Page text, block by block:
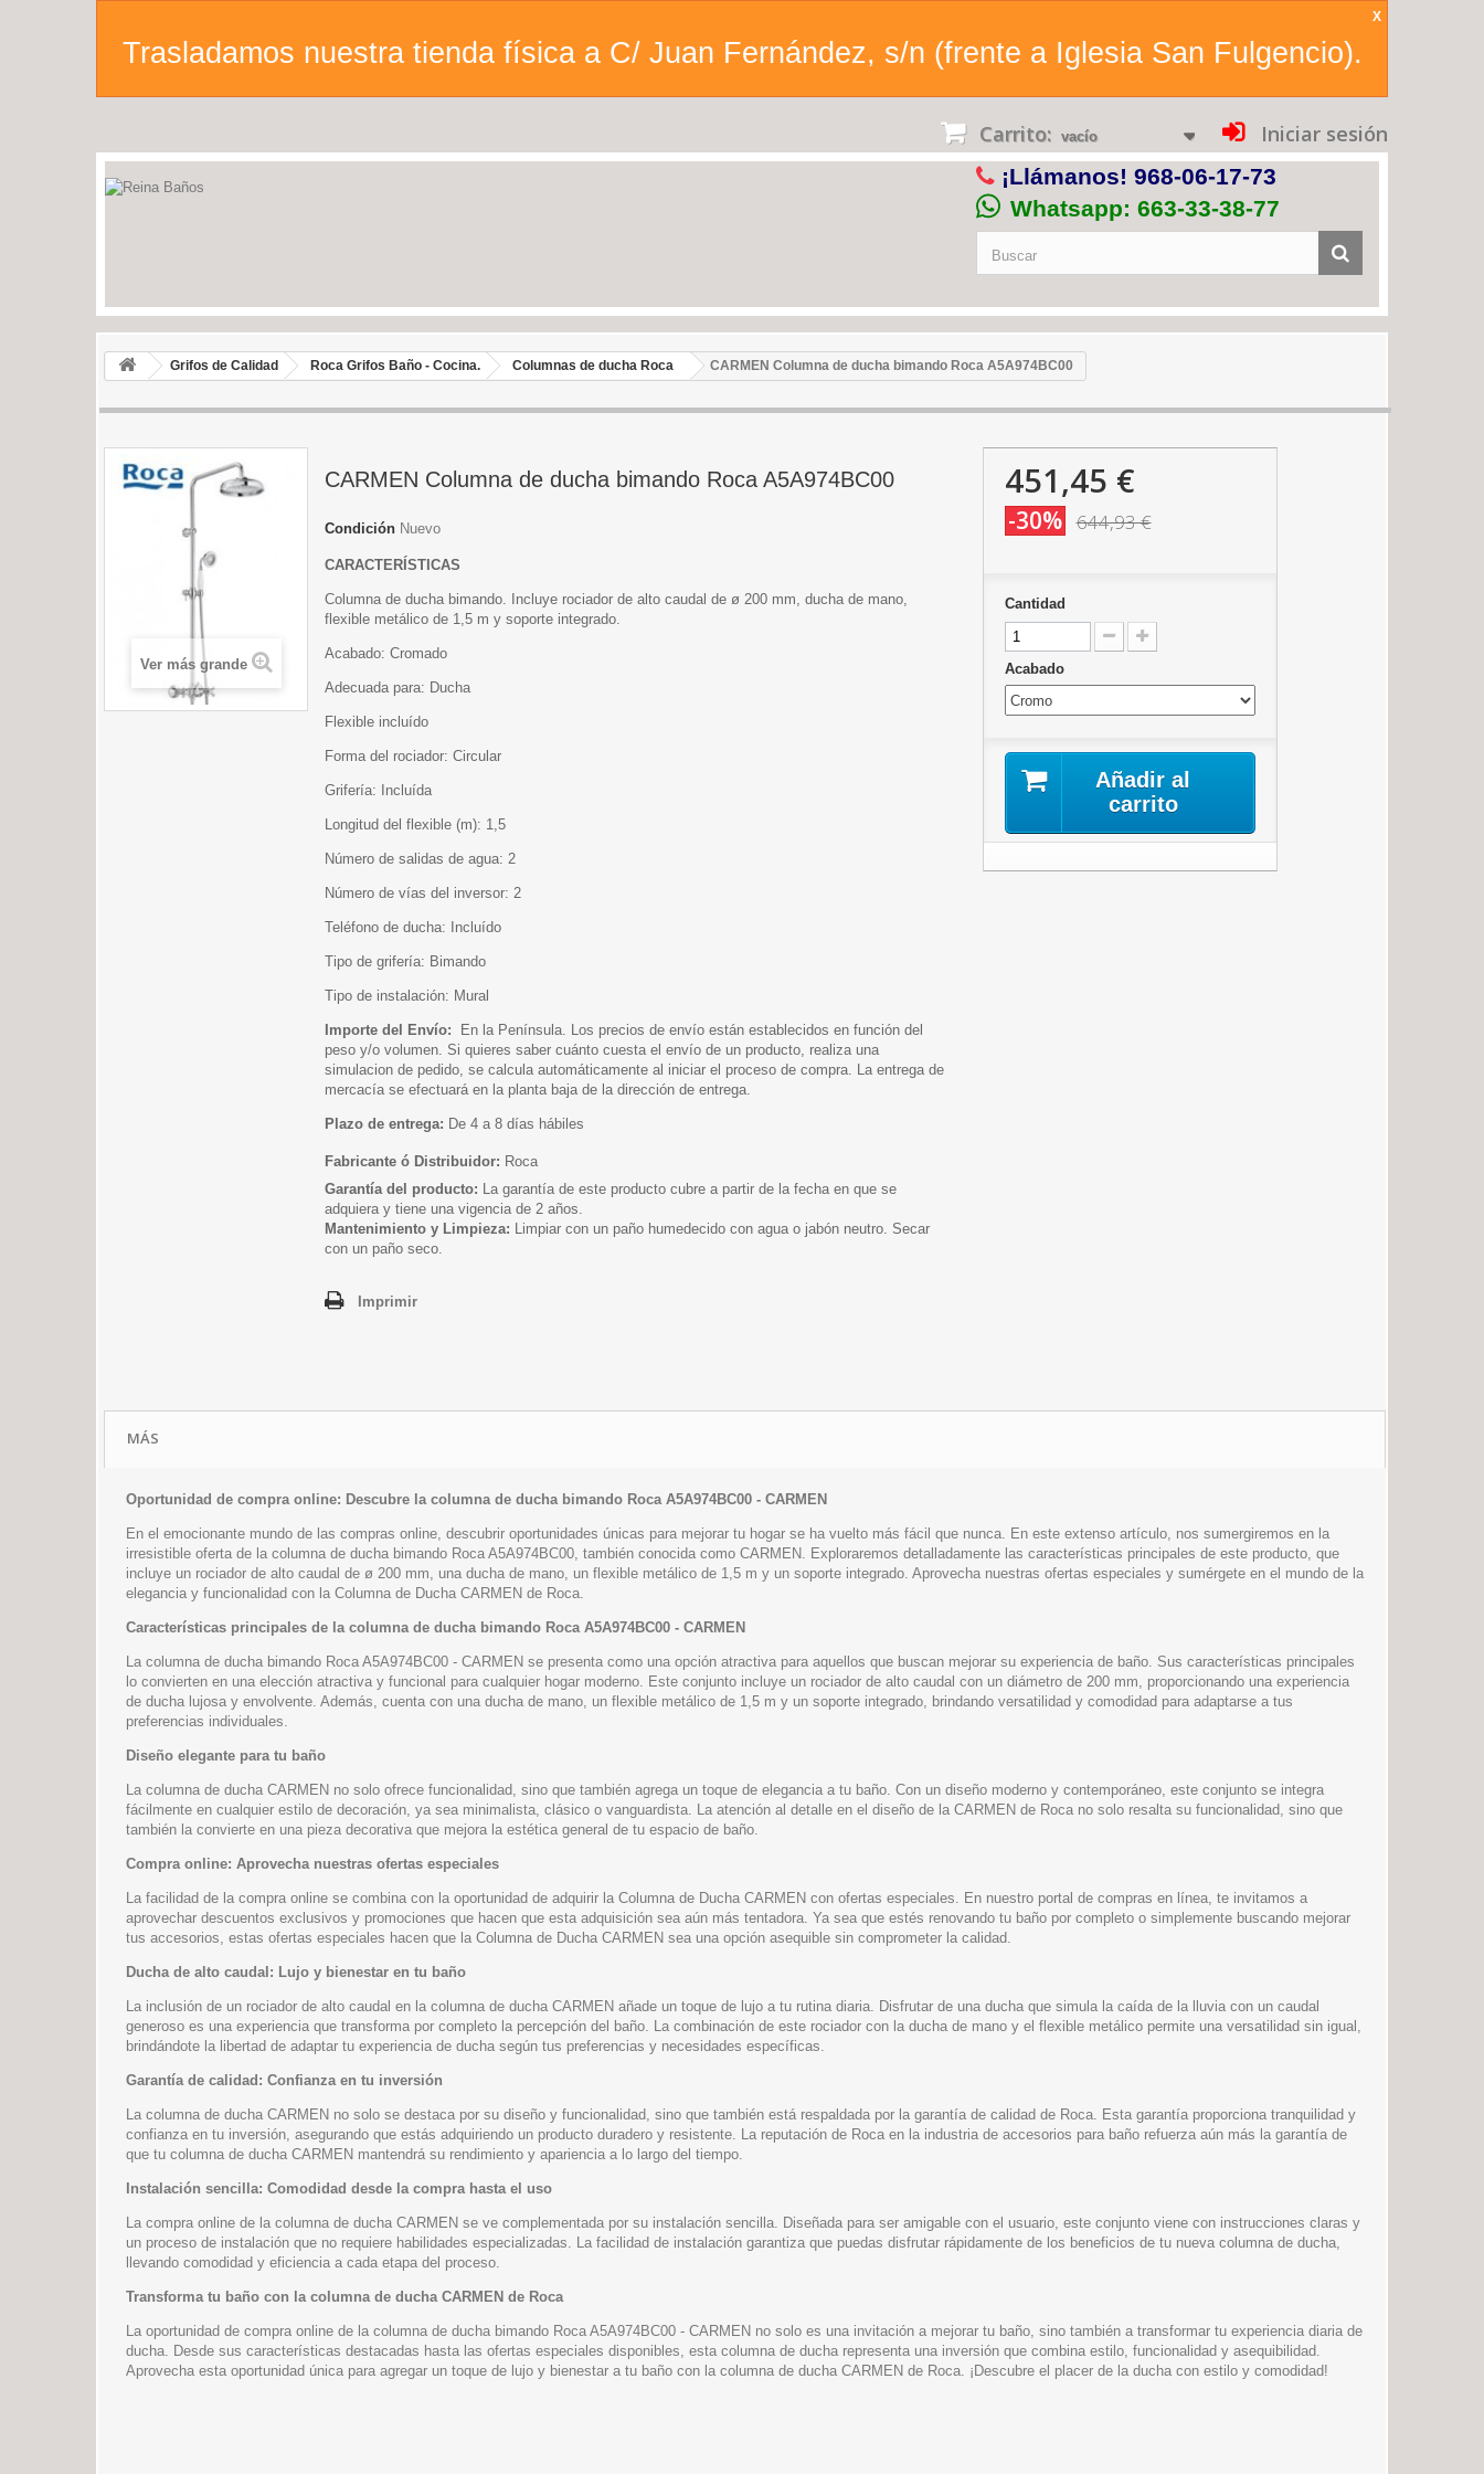
Trasladamos nuestra tienda física a C/ Juan Fernández, s/n (frente a Iglesia San Fulgencio).
X
Iniciar sesión
Carrito: vacío
¡Llámanos! 968-06-17-73
Whatsapp: 663-33-38-77
Grifos de Calidad Roca Grifos Baño - Cocina. Columnas de ducha Roca CARMEN Columna de ducha bimando Roca A5A974BC00
Ver más grande
CARMEN Columna de ducha bimando Roca A5A974BC00
Condición Nuevo
CARACTERÍSTICAS
Columna de ducha bimando. Incluye rociador de alto caudal de ø 200 mm, ducha de mano,
flexible metálico de 1,5 m y soporte integrado.
Acabado: Cromado
Adecuada para: Ducha
Flexible incluído
Forma del rociador: Circular
Grifería: Incluída
Longitud del flexible (m): 1,5
Número de salidas de agua: 2
Número de vías del inversor: 2
Teléfono de ducha: Incluído
Tipo de grifería: Bimando
Tipo de instalación: Mural
Importe del Envío:
En la Península. Los precios de envío están establecidos en función del
peso y/o volumen. Si quieres saber cuánto cuesta el envío de un producto, realiza una
simulacion de pedido, se calcula automáticamente al iniciar el proceso de compra. La entrega de
mercacía se efectuará en la planta baja de la dirección de entrega.
Plazo de entrega: De 4 a 8 días hábiles
Fabricante ó Distribuidor: Roca
Garantía del producto: La garantía de este producto cubre a partir de la fecha en que se
adquiera y tiene una vigencia de 2 años.
Mantenimiento y Limpieza: Limpiar con un paño humedecido con agua o jabón neutro. Secar
con un paño seco.
Imprimir
451,45 €
-30% 644,93 €
Cantidad
Acabado
Añadir al
carrito
MÁS
Oportunidad de compra online: Descubre la columna de ducha bimando Roca A5A974BC00 - CARMEN
En el emocionante mundo de las compras online, descubrir oportunidades únicas para mejorar tu hogar se ha vuelto más fácil que nunca. En este extenso artículo, nos sumergiremos en la
irresistible oferta de la columna de ducha bimando Roca A5A974BC00, también conocida como CARMEN. Exploraremos detalladamente las características principales de este producto, que
incluye un rociador de alto caudal de ø 200 mm, una ducha de mano, un flexible metálico de 1,5 m y un soporte integrado. Aprovecha nuestras ofertas especiales y sumérgete en el mundo de la
elegancia y funcionalidad con la Columna de Ducha CARMEN de Roca.
Características principales de la columna de ducha bimando Roca A5A974BC00 - CARMEN
La columna de ducha bimando Roca A5A974BC00 - CARMEN se presenta como una opción atractiva para aquellos que buscan mejorar su experiencia de baño. Sus características principales
lo convierten en una elección atractiva y funcional para cualquier hogar moderno. Este conjunto incluye un rociador de alto caudal con un diámetro de 200 mm, proporcionando una experiencia
de ducha lujosa y envolvente. Además, cuenta con una ducha de mano, un flexible metálico de 1,5 m y un soporte integrado, brindando versatilidad y comodidad para adaptarse a tus
preferencias individuales.
Diseño elegante para tu baño
La columna de ducha CARMEN no solo ofrece funcionalidad, sino que también agrega un toque de elegancia a tu baño. Con un diseño moderno y contemporáneo, este conjunto se integra
fácilmente en cualquier estilo de decoración, ya sea minimalista, clásico o vanguardista. La atención al detalle en el diseño de la CARMEN de Roca no solo resalta su funcionalidad, sino que
también la convierte en una pieza decorativa que mejora la estética general de tu espacio de baño.
Compra online: Aprovecha nuestras ofertas especiales
La facilidad de la compra online se combina con la oportunidad de adquirir la Columna de Ducha CARMEN con ofertas especiales. En nuestro portal de compras en línea, te invitamos a
aprovechar descuentos exclusivos y promociones que hacen que esta adquisición sea aún más tentadora. Ya sea que estés renovando tu baño por completo o simplemente buscando mejorar
tus accesorios, estas ofertas especiales hacen que la Columna de Ducha CARMEN sea una opción asequible sin comprometer la calidad.
Ducha de alto caudal: Lujo y bienestar en tu baño
La inclusión de un rociador de alto caudal en la columna de ducha CARMEN añade un toque de lujo a tu rutina diaria. Disfrutar de una ducha que simula la caída de la lluvia con un caudal
generoso es una experiencia que transforma por completo la percepción del baño. La combinación de este rociador con la ducha de mano y el flexible metálico permite una versatilidad sin igual,
brindándote la libertad de adaptar tu experiencia de ducha según tus preferencias y necesidades específicas.
Garantía de calidad: Confianza en tu inversión
La columna de ducha CARMEN no solo se destaca por su diseño y funcionalidad, sino que también está respaldada por la garantía de calidad de Roca. Esta garantía proporciona tranquilidad y
confianza en tu inversión, asegurando que estás adquiriendo un producto duradero y resistente. La reputación de Roca en la industria de accesorios para baño refuerza aún más la garantía de
que tu columna de ducha CARMEN mantendrá su rendimiento y apariencia a lo largo del tiempo.
Instalación sencilla: Comodidad desde la compra hasta el uso
La compra online de la columna de ducha CARMEN se ve complementada por su instalación sencilla. Diseñada para ser amigable con el usuario, este conjunto viene con instrucciones claras y
un proceso de instalación que no requiere habilidades especializadas. La facilidad de instalación garantiza que puedas disfrutar rápidamente de los beneficios de tu nueva columna de ducha,
llevando comodidad y eficiencia a cada etapa del proceso.
Transforma tu baño con la columna de ducha CARMEN de Roca
La oportunidad de compra online de la columna de ducha bimando Roca A5A974BC00 - CARMEN no solo es una invitación a mejorar tu baño, sino también a transformar tu experiencia diaria de
ducha. Desde sus características destacadas hasta las ofertas especiales disponibles, esta columna de ducha representa una inversión que combina estilo, funcionalidad y asequibilidad.
Aprovecha esta oportunidad única para agregar un toque de lujo y bienestar a tu baño con la columna de ducha CARMEN de Roca. ¡Descubre el placer de la ducha con estilo y comodidad!